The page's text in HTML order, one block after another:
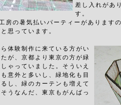
差し入れがあ
す。
房の暑気払いパーティーがあります
思っています。
体験制作に来ている方がい
が、京都より東京の方が緑
ゃっていました。そういえ
意外と多いし、緑地化も目
し、緑のカーテンも増えて
うなんだ、東京もがんばっ